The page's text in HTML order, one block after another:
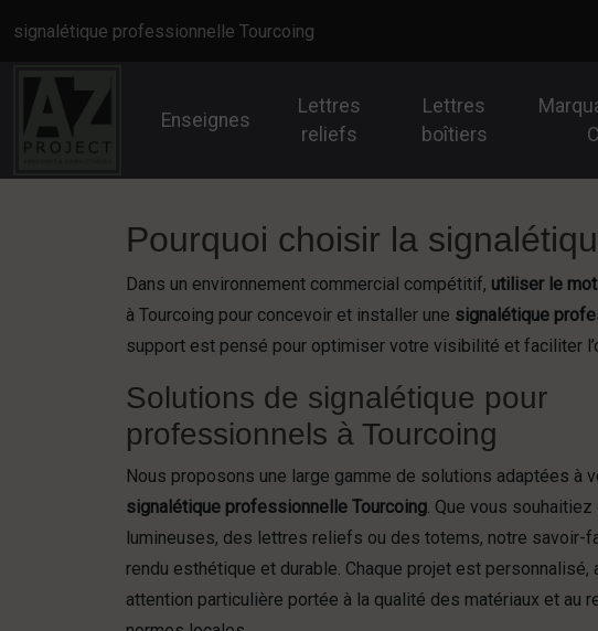
signalétique professionnelle Tourcoing
Enseignes
Lettres
reliefs
Lettres
boîtiers
Pourquoi choisir la
Dans un environnement commercial compétitif, utiliser le
à Tourcoing pour concevoir et installer une signalétique
support est pensé pour optimiser votre visibilité et faciliter
Solutions de signalétique pour
professionnels à Tourcoing
Nous proposons une large gamme de solutions adaptées à
signalétique professionnelle Tourcoing. Que vous
lumineuses, des lettres reliefs ou des totems, notre savoir-
rendu esthétique et durable. Chaque projet est personnalisé,
attention particulière portée à la qualité des matériaux et au